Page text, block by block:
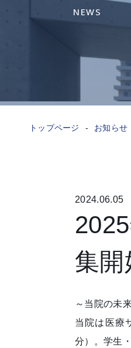
NEWS
トップページ お知らせ
2024.06.05
集
～当院の未
当院は医療
分）。学生